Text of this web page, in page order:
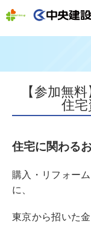
【参加無
住宅
住宅に関わる
購入・リフォー
に、
東京から招いた